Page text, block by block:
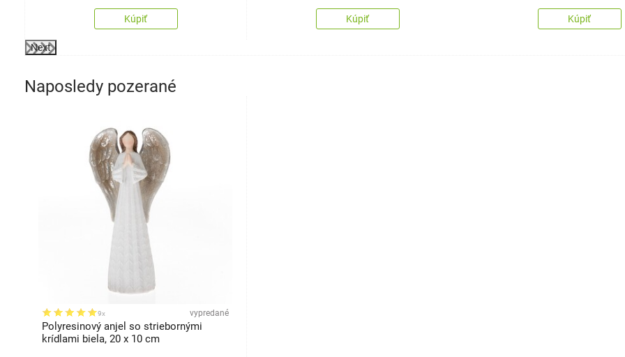
Kúpiť Kúpiť Kúpiť
Next
Naposledy pozerané
9x vypredané
Polyresinový anjel so striebornými
krídlami biela, 20 x 10 cm